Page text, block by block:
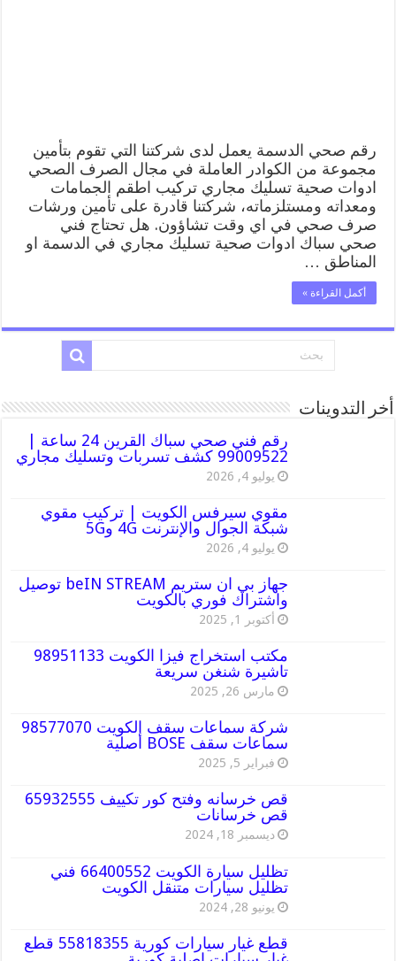
رقم صحي الدسمة يعمل لدى شركتنا التي تقوم بتأمين
مجموعة من الكوادر العاملة في مجال الصرف الصحي
ادوات صحية تسليك مجاري تركيب اطقم الجمامات
ومعداته ومستلزماته، شركتنا قادرة على تأمين ورشات
صرف صحي في اي وقت تشاؤون. هل تحتاج فني
صحي سباك ادوات صحية تسليك مجاري في الدسمة او
المناطق …
أكمل القراءة »
أخر التدوينات
رقم فني صحي سباك القرين 24 ساعة |
99009522 كشف تسربات وتسليك مجاري
يوليو 4, 2026
مقوي سيرفس الكويت | تركيب مقوي
شبكة الجوال والإنترنت 4G و5G
يوليو 4, 2026
جهاز بي ان ستريم beIN STREAM توصيل
واشتراك فوري بالكويت
أكتوبر 1, 2025
مكتب استخراج فيزا الكويت 98951133
تاشيرة شنغن سريعة
مارس 26, 2025
شركة سماعات سقف الكويت 98577070
سماعات سقف BOSE أصلية
فبراير 5, 2025
قص خرسانه وفتح كور تكييف 65932555
قص خرسانات
ديسمبر 18, 2024
تظليل سيارة الكويت 66400552 فني
تظليل سيارات متنقل الكويت
يونيو 28, 2024
قطع غيار سيارات كورية 55818355 قطع